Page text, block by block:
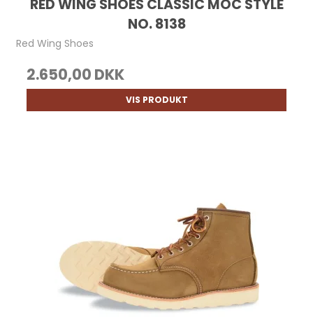
RED WING SHOES CLASSIC MOC STYLE
NO. 8138
Red Wing Shoes
2.650,00 DKK
VIS PRODUKT